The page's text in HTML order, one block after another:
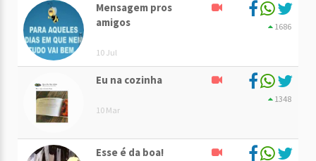
Mensagem pros
amigos
10 Jul
1686
Eu na cozinha
10 Mar
1348
Esse é da boa!